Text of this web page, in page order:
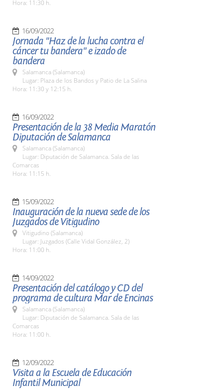
Hora: 11:30 h.
16/09/2022
Jornada "Haz de la lucha contra el
cáncer tu bandera" e izado de
bandera
Salamanca (Salamanca)
Lugar: Plaza de los Bandos y Patio de La Salina
Hora: 11:30 y 12:15 h.
16/09/2022
Presentación de la 38 Media Maratón
Diputación de Salamanca
Salamanca (Salamanca)
Lugar: Diputación de Salamanca. Sala de las
Comarcas
Hora: 11:15 h.
15/09/2022
Inauguración de la nueva sede de los
Juzgados de Vitigudino
Vitigudino (Salamanca)
Lugar: Juzgados (Calle Vidal González, 2)
Hora: 11:00 h.
14/09/2022
Presentación del catálogo y CD del
programa de cultura Mar de Encinas
Salamanca (Salamanca)
Lugar: Diputación de Salamanca. Sala de las
Comarcas
Hora: 11:00 h.
12/09/2022
Visita a la Escuela de Educación
Infantil Municipal